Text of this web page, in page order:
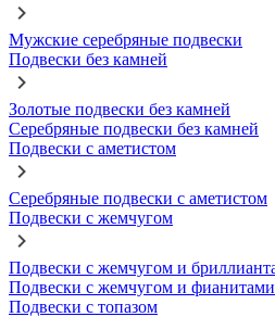
Мужские серебряные подвески
Подвески без камней
Золотые подвески без камней
Серебряные подвески без камней
Подвески с аметистом
Серебряные подвески с аметистом
Подвески с жемчугом
Подвески с жемчугом и
Подвески с жемчугом и фианитами
Подвески с топазом